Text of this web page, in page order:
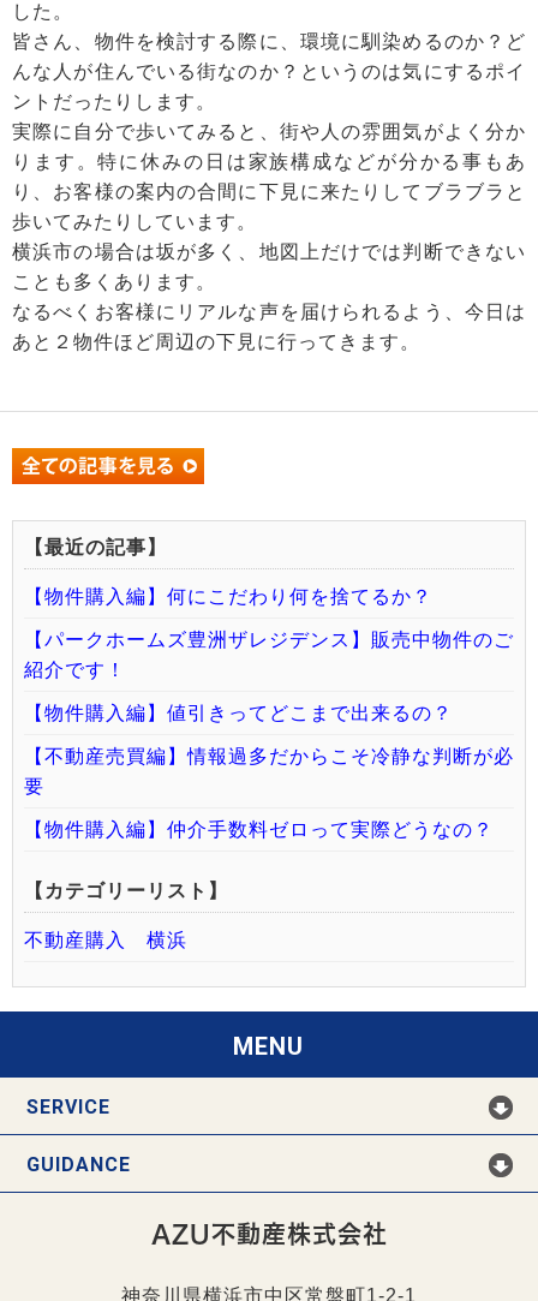
した。
皆さん、物件を検討する際に、環境に馴染めるのか？ど
んな人が住んでいる街なのか？というのは気にするポイ
ントだったりします。
実際に自分で歩いてみると、街や人の雰囲気がよく分か
ります。特に休みの日は家族構成などが分かる事もあ
り、お客様の案内の合間に下見に来たりしてブラブラと
歩いてみたりしています。
横浜市の場合は坂が多く、地図上だけでは判断できない
ことも多くあります。
なるべくお客様にリアルな声を届けられるよう、今日は
あと２物件ほど周辺の下見に行ってきます。
【最近の記事】
【物件購入編】何にこだわり何を捨てるか？
【パークホームズ豊洲ザレジデンス】販売中物件のご
紹介です！
【物件購入編】値引きってどこまで出来るの？
【不動産売買編】情報過多だからこそ冷静な判断が必
要
【物件購入編】仲介手数料ゼロって実際どうなの？
【カテゴリーリスト】
不動産購入 横浜
MENU
SERVICE
GUIDANCE
AZU不動産株式会社
神奈川県横浜市中区常盤町1-2-1